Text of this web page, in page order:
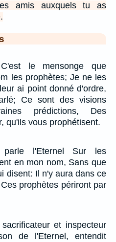
amis auxquels tu as
le mensonge que
les prophètes; Je ne les
ai point donné d'ordre,
Ce sont des visions
prédictions, Des
qu'ils vous prophétisent.
parle l'Eternel Sur les
en mon nom, Sans que
disent: Il n'y aura dans ce
prophètes périront par
et inspecteur
de l'Eternel, entendit